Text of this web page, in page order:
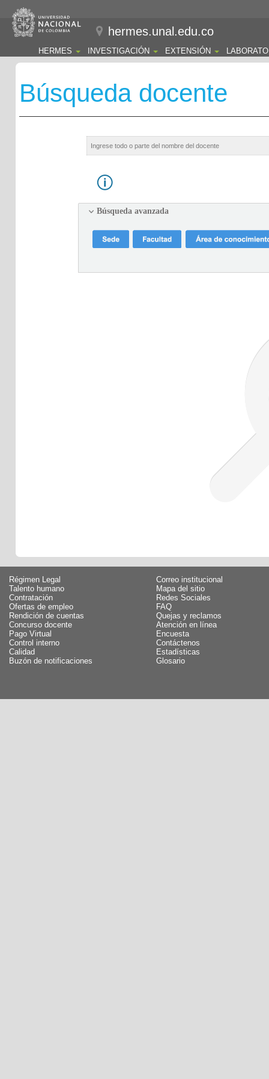
hermes.unal.edu.co
HERMES INVESTIGACIÓN EXTENSIÓN
Búsqueda docente
Búsqueda avanzada
Régimen Legal
Talento humano
Contratación
Ofertas de empleo
Rendición de cuentas
Concurso docente
Pago Virtual
Control interno
Calidad
Buzón de notificaciones
Correo institucional
Mapa del sitio
Redes Sociales
FAQ
Quejas y reclamos
Atención en línea
Encuesta
Contáctenos
Estadísticas
Glosario